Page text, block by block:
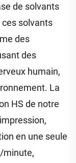
de solvants
solvants
des
des
humain,
La
HS de notre
en une seule
minute,